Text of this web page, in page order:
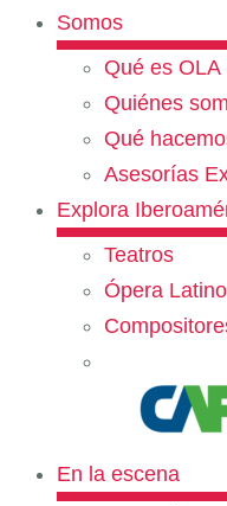
Somos
Qué es OLA
Quiénes
Qué
Asesorías
Explora
Teatros
Ópera
En la escena